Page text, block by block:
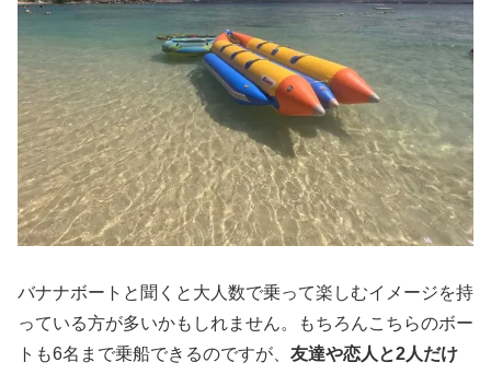
バナナボートと聞くと大人数で乗って楽しむイメージを持
っている方が多いかもしれません。もちろんこちらのボー
トも6名まで乗船できるのですが、 友達や恋人と2人だけ